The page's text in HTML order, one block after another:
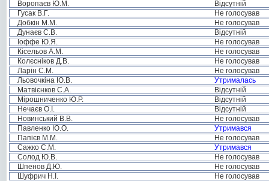
Воропаєв Ю.М.
Відсутній
Гусак В.Г.
Не голосував
Добкін М.М.
Не голосував
Дунаєв С.В.
Відсутній
Іоффе Ю.Я.
Не голосував
Кісельов А.М.
Не голосував
Колєсніков Д.В.
Не голосував
Ларін С.М.
Не голосував
Льовочкіна Ю.В.
Утрималась
Матвієнков С.А.
Відсутній
Мірошниченко Ю.Р.
Відсутній
Нечаєв О.І.
Відсутній
Новинський В.В.
Не голосував
Павленко Ю.О.
Утримався
Папієв М.М.
Не голосував
Сажко С.М.
Утримався
Солод Ю.В.
Не голосував
Шпенов Д.Ю.
Не голосував
Шуфрич Н.І.
Не голосував